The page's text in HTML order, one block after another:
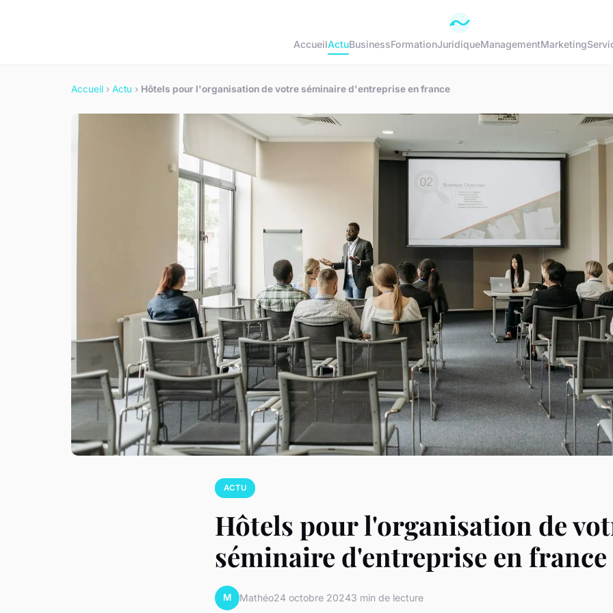
AccueilActuBusinessFormationJuridiqueManagementMarketing
Accueil › Actu › Hôtels pour l'organisation de votre séminaire d'entreprise en france
ACTU
Hôtels pour l'organisation de
séminaire d'entreprise en france
M Mathéo24 octobre 20243 min de lecture